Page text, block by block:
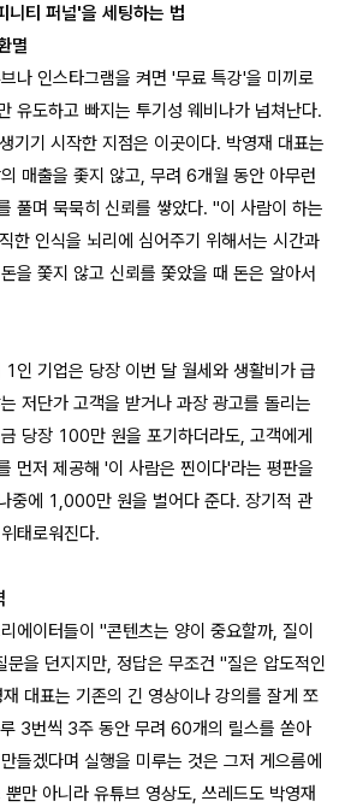
티 퍼널'을 세팅하는 법
멸
나 인스타그램을 켜면 '무료 특강'을 미끼로
유도하고 빠지는 투기성 웨비나가 넘쳐난다.
기기 시작한 지점은 이곳이다. 박영재 대표는
매출을 좇지 않고, 무려 6개월 동안 아무런
풀며 묵묵히 신뢰를 쌓았다. "이 사람이 하는
한 인식을 뇌리에 심어주기 위해서는 시간과
을 쫓지 않고 신뢰를 쫓았을 때 돈은 알아서
1인 기업은 당장 이번 달 월세와 생활비가 급
저단가 고객을 받거나 과장 광고를 돌리는
당장 100만 원을 포기하더라도, 고객에게
먼저 제공해 '이 사람은 찐이다'라는 평판을
중에 1,000만 원을 벌어다 준다. 장기적 관
태로워진다.
에이터들이 "콘텐츠는 양이 중요할까, 질이
을 던지지만, 정답은 무조건 "질은 압도적인
대표는 기존의 긴 영상이나 강의를 잘게 쪼
3번씩 3주 동안 무려 60개의 릴스를 쏟아
들겠다며 실행을 미루는 것은 그저 게으름에
만 아니라 유튜브 영상도, 쓰레드도 박영재